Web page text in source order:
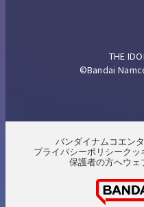
THE
©Bandai
バンダイナムコエン
プライバシーポリシークッ
保護者の方へウェ